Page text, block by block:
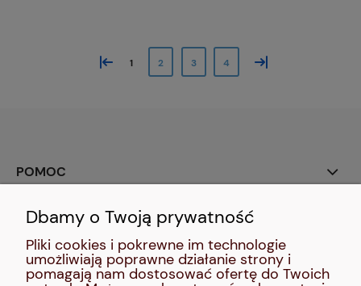
« 1 2 3 4 »
POMOC
SOCIAL MEDIA:
MOJE KONTO
Dbamy o Twoją prywatność
Pliki cookies i pokrewne im technologie
umożliwiają poprawne działanie strony i
pomagają nam dostosować ofertę do Twoich